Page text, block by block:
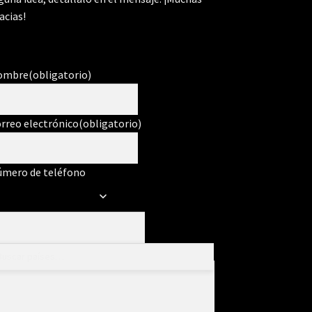
(obligatorio)
electrónico(obligatorio)
de teléfono